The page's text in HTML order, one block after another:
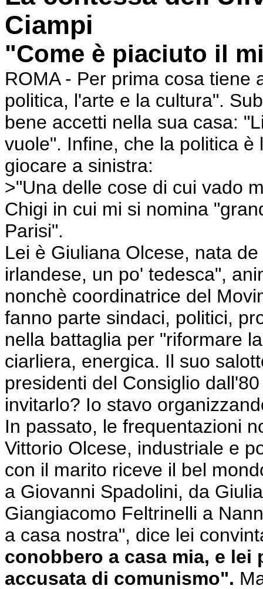
Ciampi
"Come è piaciuto il
ROMA - Per prima cosa tiene
politica, l'arte e la cultura".
bene accetti nella sua casa:
vuole". Infine, che la politica
giocare a sinistra:
>"Una delle cose di cui vado
Chigi in cui mi si nomina
Parisi".
Lei è Giuliana Olcese, nata
irlandese, un po' tedesca",
nonchè coordinatrice del
fanno parte sindaci, politici,
nella battaglia per "riformare
ciarliera, energica. Il suo
presidenti del Consiglio
invitarlo? Io stavo
In passato, le frequentazioni
Vittorio Olcese, industriale e
con il marito riceve il bel
a Giovanni Spadolini, da
Giangiacomo Feltrinelli a
a casa nostra", dice lei
conobbero a casa mia, e
accusata di comunismo".